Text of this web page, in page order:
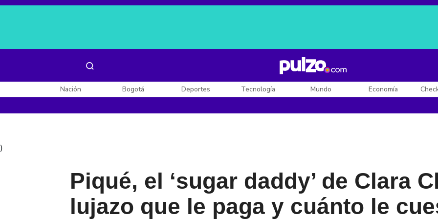
Posesión de De la Espriella
Nación Bogotá Deportes Tecnología Mundo Economía
)
Piqué, el ‘sugar daddy’ de Clara
lujazo que le paga y cuánto le